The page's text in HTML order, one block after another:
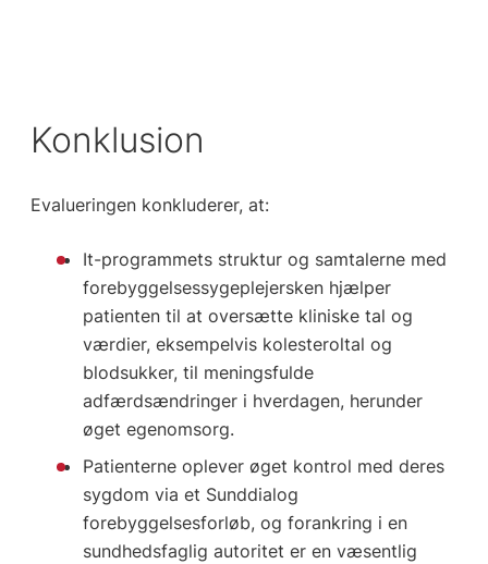
Konklusion
Evalueringen konkluderer, at:
It-programmets struktur og samtalerne med
forebyggelsessygeplejersken hjælper
patienten til at oversætte kliniske tal og
værdier, eksempelvis kolesteroltal og
blodsukker, til meningsfulde
adfærdsændringer i hverdagen, herunder
øget egenomsorg.
Patienterne oplever øget kontrol med deres
sygdom via et Sunddialog
forebyggelsesforløb, og forankring i en
sundhedsfaglig autoritet er en væsentlig